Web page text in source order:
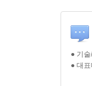
● 기
● 대